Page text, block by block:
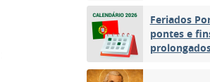
Feriados
pontes e